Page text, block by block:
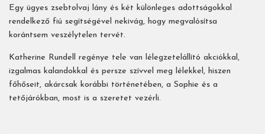
Egy ügyes zsebtolvaj lány és két különleges adottságokkal
rendelkező fiú segítségével nekivág, hogy megvalósítsa
korántsem veszélytelen tervét.
Katherine Rundell regénye tele van lélegzetelállító akciókkal,
izgalmas kalandokkal és persze szívvel meg lélekkel, hiszen
főhőseit, akárcsak korábbi történetében, a Sophie és a
tetőjárókban, most is a szeretet vezérli.